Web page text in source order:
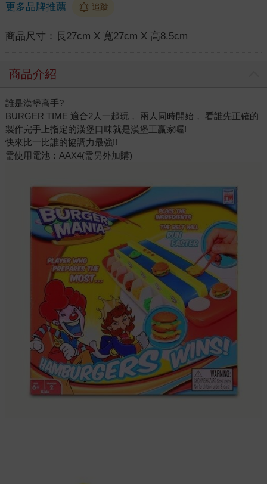
更多品牌推薦
追蹤
商品尺寸： 長27cm X 寬27cm X 高8.5cm
商品介紹
誰是漢堡高手?
BURGER TIME 適合2人一起玩， 兩人同時開始， 看誰先正確的
製作完手上指定的漢堡口味就是漢堡王贏家喔!
快來比一比誰的協調力最強!!
需使用電池：AAX4(需另外加購)